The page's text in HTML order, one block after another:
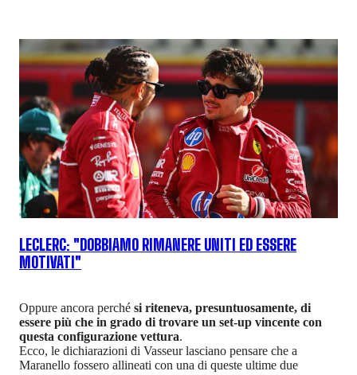
LECLERC: "DOBBIAMO RIMANERE UNITI ED ESSERE
MOTIVATI"
Oppure ancora perché si riteneva, presuntuosamente, di
essere più che in grado di trovare un set-up vincente con
questa configurazione vettura.
Ecco, le dichiarazioni di Vasseur lasciano pensare che a
Maranello fossero allineati con una di queste ultime due